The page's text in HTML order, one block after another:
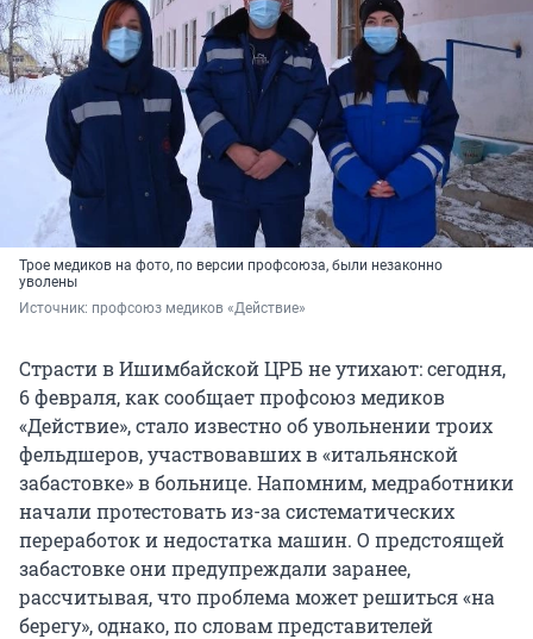
Трое медиков на фото, по версии профсоюза, были незаконно
уволены
Источник: профсоюз медиков «Действие»
Страсти в Ишимбайской ЦРБ не утихают: сегодня,
6 февраля, как сообщает профсоюз медиков
«Действие», стало известно об увольнении троих
фельдшеров, участвовавших в «итальянской
забастовке» в больнице. Напомним, медработники
начали протестовать из-за систематических
переработок и недостатка машин. О предстоящей
забастовке они предупреждали заранее,
рассчитывая, что проблема может решиться «на
берегу», однако, по словам представителей